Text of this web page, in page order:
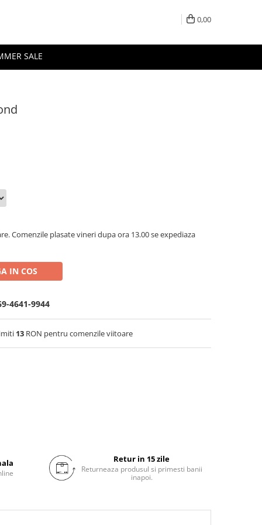
0,00
SALE
Comenzile plasate vineri dupa ora 13.00 se expediaza
IN COS
4641-9944
13 RON pentru comenzile viitoare
Retur in 15 zile
Returneaza produsul si primesti banii
inapoi.